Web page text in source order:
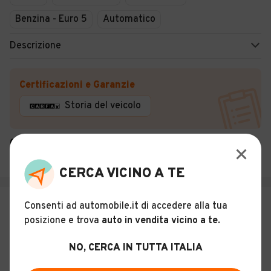
Benzina - Euro 5
Automatico
Descrizione
Certificazioni e Garanzie
Storia del veicolo
CENTRO AUTO DI CARACCIOLO ITALIA &amp; C. S.A.S.
Gioiosa Ionica (RC)
9
€ 29.900
Porsche Macan 3.0 S Diesel
CERCA VICINO A TE
Consenti ad automobile.it di accedere alla tua
posizione e trova auto in vendita vicino a te.
NO, CERCA IN TUTTA ITALIA